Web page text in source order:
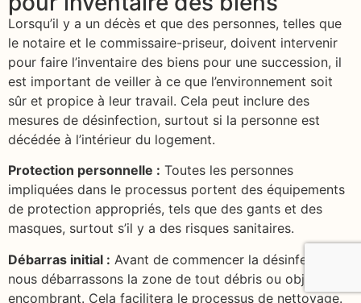
Lorsqu’il y a un décès et que des personnes, telles que
le notaire et le commissaire-priseur, doivent intervenir
pour faire l’inventaire des biens pour une succession, il
est important de veiller à ce que l’environnement soit
sûr et propice à leur travail. Cela peut inclure des
mesures de désinfection, surtout si la personne est
décédée à l’intérieur du logement.
Protection personnelle : Toutes les personnes
impliquées dans le processus portent des équipements
de protection appropriés, tels que des gants et des
masques, surtout s’il y a des risques sanitaires.
Débarras initial : Avant de commencer la désinfection,
nous débarrassons la zone de tout débris ou objet
encombrant. Cela facilitera le processus de nettoyage.